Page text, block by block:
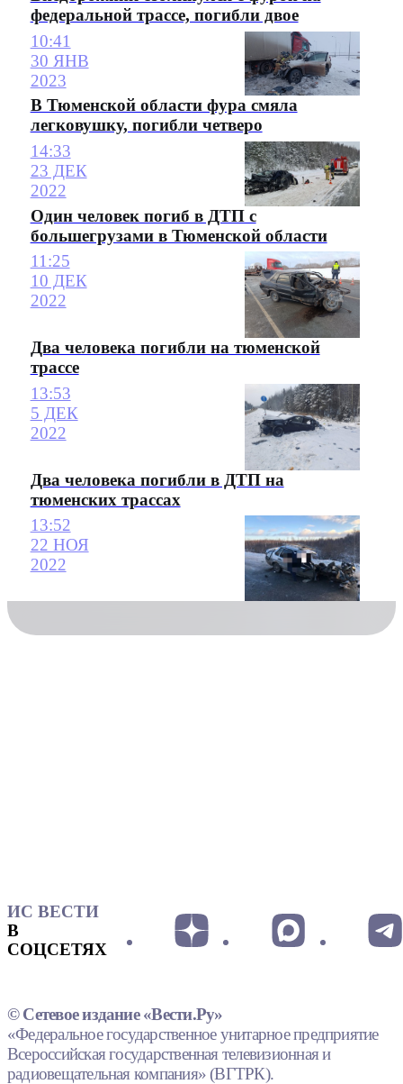
федеральной трассе, погибли двое
10:41
30 ЯНВ
2023
В Тюменской области фура смяла
легковушку, погибли четверо
14:33
23 ДЕК
2022
Один человек погиб в ДТП с
большегрузами в Тюменской области
11:25
10 ДЕК
2022
Два человека погибли на тюменской
трассе
13:53
5 ДЕК
2022
Два человека погибли в ДТП на
тюменских трассах
13:52
22 НОЯ
2022
ИС ВЕСТИ
В
СОЦСЕТЯХ
© Сетевое издание «Вести.Ру»
«Федеральное государственное унитарное предприятие
Всероссийская государственная телевизионная и
радиовещательная компания» (ВГТРК).